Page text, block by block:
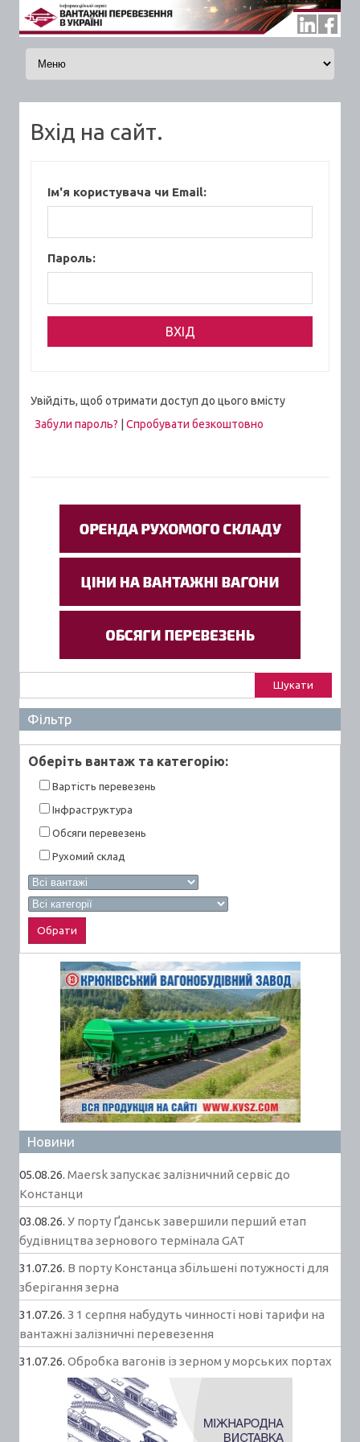
Skip to content
Вхід на сайт.
Ім'я користувача чи Email:
Пароль:
Увійдіть, щоб отримати доступ до цього вмісту
Забули пароль?
Спробувати безкоштовно
Фільтр
Оберiть вантаж та категорiю:
Вартiсть перевезень
Інфраструктура
Обсяги перевезень
Рухомий склад
Новини
05.08.26. Maersk запускає залізничний сервіс до
Констанци
03.08.26. У порту Ґданськ завершили перший етап
будівництва зернового термінала GAT
31.07.26. В порту Констанца збільшені потужності для
зберігання зерна
31.07.26. З 1 серпня набудуть чинності нові тарифи на
вантажні залізничні перевезення
31.07.26. Обробка вагонів із зерном у морських портах